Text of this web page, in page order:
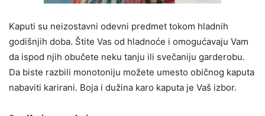
Kaputi su neizostavni odevni predmet tokom hladnih
godišnjih doba. Štite Vas od hladnoće i omogućavaju Vam
da ispod njih obučete neku tanju ili svečaniju garderobu.
Da biste razbili monotoniju možete umesto običnog kaputa
nabaviti karirani. Boja i dužina karo kaputa je Vaš izbor.